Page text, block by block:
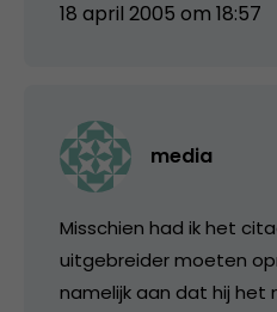
18 april 2005 om 18:57
media
Misschien had ik het
uitgebreider moeten
namelijk aan dat hij het